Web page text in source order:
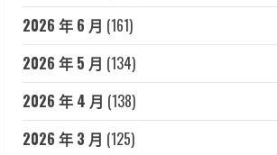
2026 年 6 月 (161)
2026 年 5 月 (134)
2026 年 4 月 (138)
2026 年 3 月 (125)